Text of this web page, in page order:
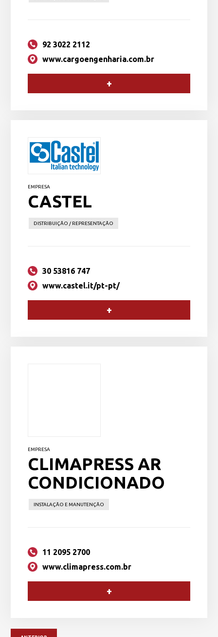
92 3022 2112
www.cargoengenharia.com.br
+
EMPRESA
CASTEL
DISTRIBUIÇÃO / REPRESENTAÇÃO
30 53816 747
www.castel.it/pt-pt/
+
EMPRESA
CLIMAPRESS AR
CONDICIONADO
INSTALAÇÃO E MANUTENÇÃO
11 2095 2700
www.climapress.com.br
+